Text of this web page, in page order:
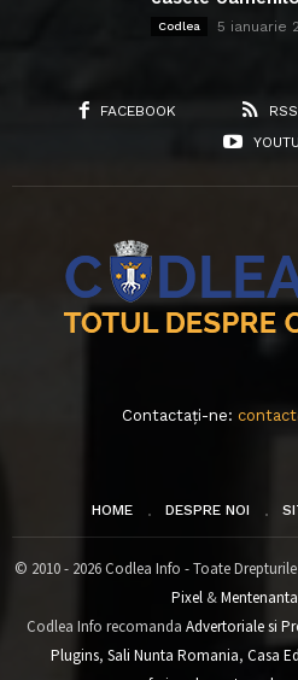
Codlea 5 ianuarie
FACEBOOK RSS
Contactați-ne:
HOME DESPRE NOI
© 2010 - 2026 Codlea Info - Toate
Pixel&
Codlea Info recomanda Advertoriale si
Plugins, Sali Nunta Romania, Casa